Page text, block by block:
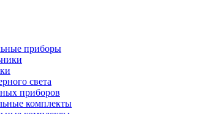
приборы
света
приборов
комплекты